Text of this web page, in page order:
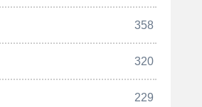
358
320
229